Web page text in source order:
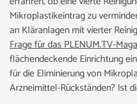
Mikroplastikeintrag zu
an Kläranlagen mit vierter
Frage für das PLENUM.TV-
flächendeckende Einrichtung
für die Eliminierung von
Arzneimittel-Rückständen? Ist